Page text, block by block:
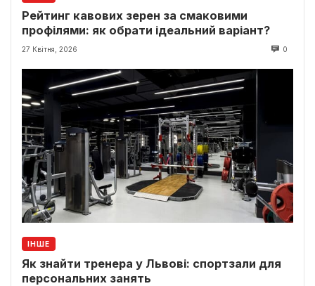
Рейтинг кавових зерен за смаковими
профілями: як обрати ідеальний варіант?
27 Квітня, 2026 0
ІНШЕ
Як знайти тренера у Львові: спортзали для
персональних занять